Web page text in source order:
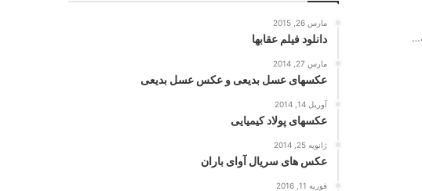
مارس 26, 2015
دانلود فیلم عقابها
مارس 27, 2014
عکسهای عسل بدیعی و عکس عسل بدیعی
آوریل 14, 2014
عکسهای پولاد کیمیایی
ژانویه 25, 2014
عکس های سریال آوای باران
فوریه 11, 2016